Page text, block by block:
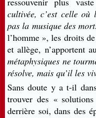
cultivée, c’est celle où
pas la musique des
l’homme », les droits
et allège, n’apportent
métaphysiques ne
résolve, mais qu’il les
Sans doute y a t-il
trouver des «
derrière soi, dans des